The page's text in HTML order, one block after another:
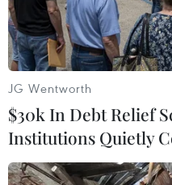
JG Wentworth
$30k In Debt Relief
Institutions Quietly